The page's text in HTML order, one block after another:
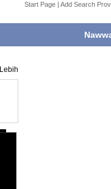
Start Page | Add Search
Lebih